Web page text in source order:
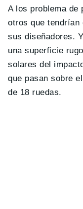
A los problema de
otros que tendrían
sus diseñadores.
una superficie
solares del
que pasan sobre
de 18 ruedas.